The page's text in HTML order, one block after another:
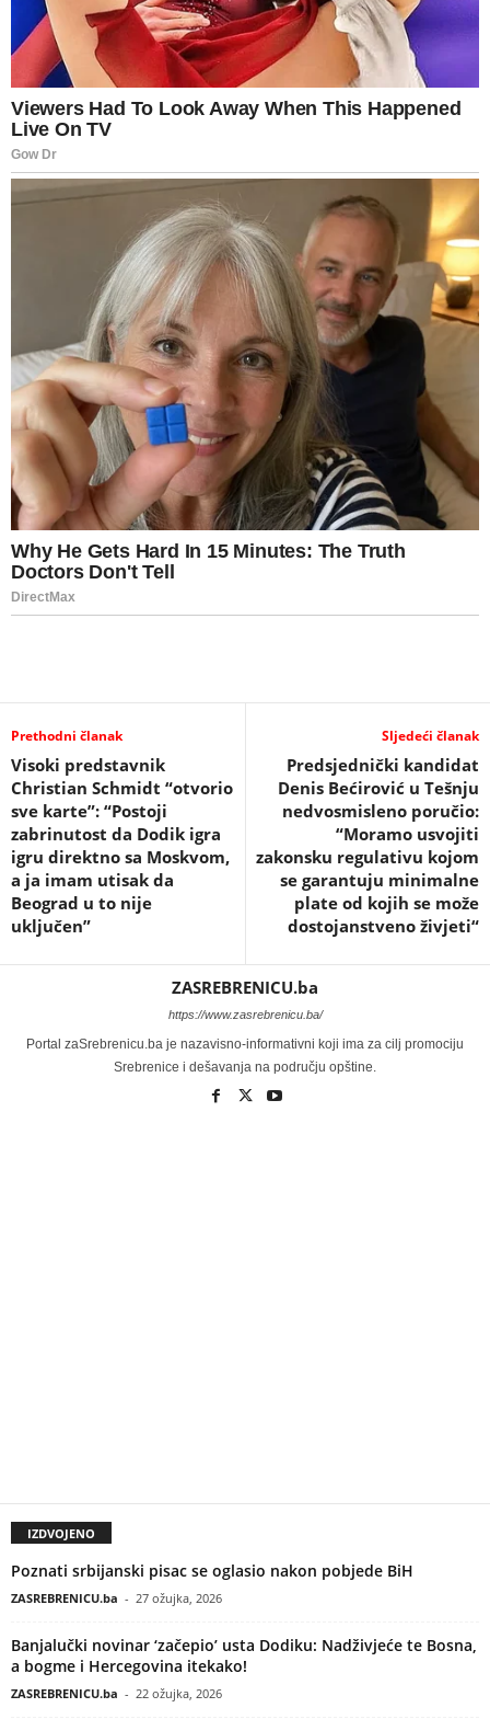
Prethodni članak
Visoki predstavnik
Christian Schmidt “otvorio
sve karte”: “Postoji
zabrinutost da Dodik igra
igru direktno sa Moskvom,
a ja imam utisak da
Beograd u to nije
uključen”
Sljedeći članak
Predsjednički kandidat
Denis Bećirović u Tešnju
nedvosmisleno poručio:
“Moramo usvojiti
zakonsku regulativu kojom
se garantuju minimalne
plate od kojih se može
dostojanstveno živjeti“
ZASREBRENICU.ba
https://www.zasrebrenicu.ba/
Portal zaSrebrenicu.ba je nazavisno-informativni koji ima za cilj promociju
Srebrenice i dešavanja na području opštine.
IZDVOJENO
Poznati srbijanski pisac se oglasio nakon pobjede BiH
ZASREBRENICU.ba - 27 ožujka, 2026
Banjalučki novinar ‘začepio’ usta Dodiku: Nadživjeće te Bosna,
a bogme i Hercegovina itekako!
ZASREBRENICU.ba - 22 ožujka, 2026